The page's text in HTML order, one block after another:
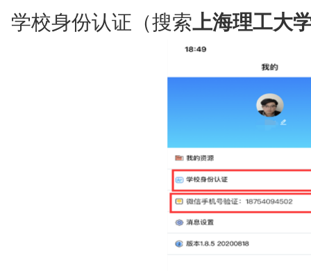
学校身份认证（搜索上海理工大